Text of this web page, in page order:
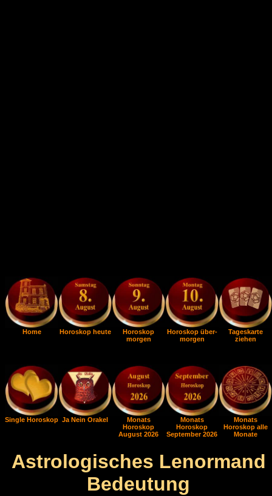
Home Horoskop heute
Horoskop
morgen
Horoskop über-
morgen
Tageskarte
ziehen
Single Horoskop Ja Nein Orakel
Monats
Horoskop
August 2026
Monats
Horoskop
September 2026
Monats
Horoskop alle
Monate
Astrologisches Lenormand
Bedeutung